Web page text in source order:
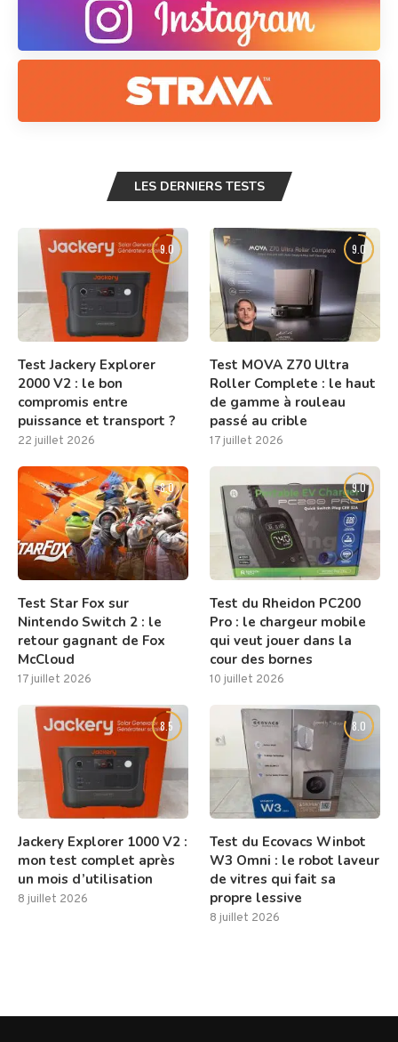
LES DERNIERS TESTS
9.0
Test Jackery Explorer
2000 V2 : le bon
compromis entre
puissance et transport ?
22 juillet 2026
9.0
Test MOVA Z70 Ultra
Roller Complete : le haut
de gamme à rouleau
passé au crible
17 juillet 2026
8.0
Test Star Fox sur
Nintendo Switch 2 : le
retour gagnant de Fox
McCloud
17 juillet 2026
9.0
Test du Rheidon PC200
Pro : le chargeur mobile
qui veut jouer dans la
cour des bornes
10 juillet 2026
8.5
Jackery Explorer 1000 V2 :
mon test complet après
un mois d’utilisation
8 juillet 2026
8.0
Test du Ecovacs Winbot
W3 Omni : le robot laveur
de vitres qui fait sa
propre lessive
8 juillet 2026